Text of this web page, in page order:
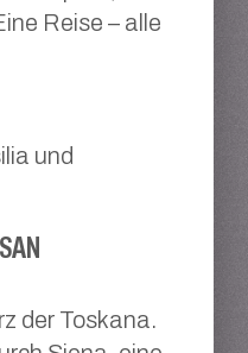
Reise – alle
und
der Toskana.